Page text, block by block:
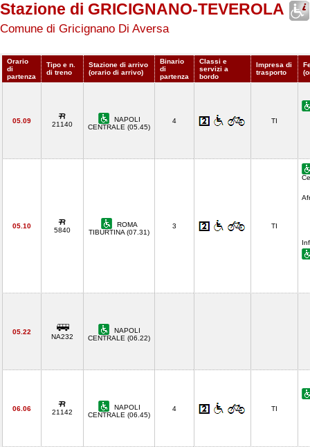
Stazione di GRICIGNANO-TEVEROLA
Comune di Gricignano Di Aversa
Orario
di
partenza
Tipo e n.
di treno
Stazione di arrivo
(orario di arrivo)
Binario
di
partenza
Classi e
servizi a
bordo
Impresa di
trasporto
05.09 21140
NAPOLI
CENTRALE (05.45)
4 TI
05.10
5840
ROMA
TIBURTINA (07.31)
3 TI
05.22
NA232
NAPOLI
CENTRALE (06.22)
06.06 21142
NAPOLI
CENTRALE (06.45)
4 TI